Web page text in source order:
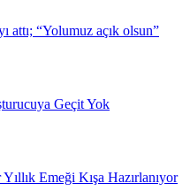
attı; “Yolumuz açık olsun”
Geçit Yok
Emeği Kışa Hazırlanıyor